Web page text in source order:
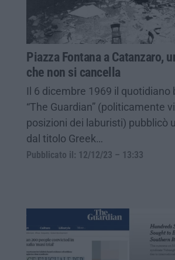
Piazza Fontana a Catanzaro,
che non si cancella
Il 6 dicembre 1969 il quotidiano
“The Guardian” (politicamente
posizioni dei laburisti) pubblicò
dal titolo Greek…
Pubblicato il: 12/12/23 – 13:33